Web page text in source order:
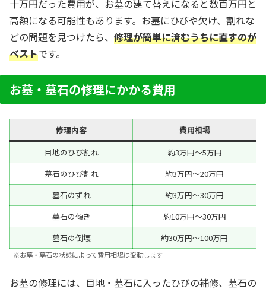
十万円だった費用が、お墓の建て替えになると数百万円と
高額になる可能性もあります。お墓にひびや欠け、割れな
どの問題を見つけたら、 修理が簡単に済むうちに直すのが
ベストです。
お墓・墓石の修理にかかる費用
修理内容
費用相場
目地のひび割れ
約3万円～5万円
墓石のひび割れ
約3万円～20万円
墓石のずれ
約3万円～30万円
墓石の傾き
約10万円～30万円
墓石の倒壊
約30万円～100万円
※お墓・墓石の状態によって費用相場は変動します
お墓の修理には、目地・墓石に入ったひびの補修、墓石の